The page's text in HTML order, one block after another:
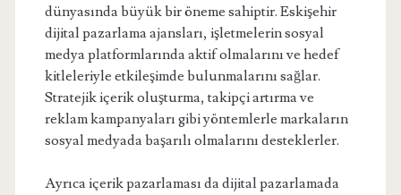
dünyasında büyük bir öneme sahiptir. Eskişehir
dijital pazarlama ajansları, işletmelerin sosyal
medya platformlarında aktif olmalarını ve hedef
kitleleriyle etkileşimde bulunmalarını sağlar.
Stratejik içerik oluşturma, takipçi artırma ve
reklam kampanyaları gibi yöntemlerle markaların
sosyal medyada başarılı olmalarını desteklerler.
Ayrıca içerik pazarlaması da dijital pazarlamada